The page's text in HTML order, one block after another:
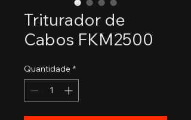
Triturador de
Cabos FKM2500
Quantidade *